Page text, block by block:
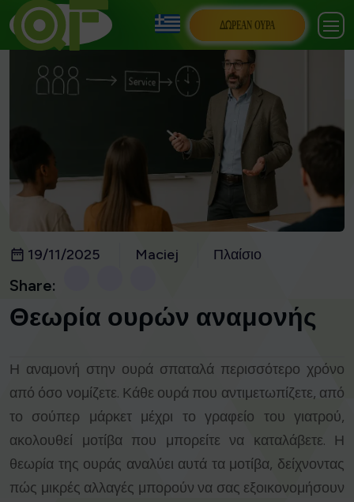
ΔΩΡΕΆΝ ΟΥΡΆ
19/11/2025 Maciej Πλαίσιο
Share:
Θεωρία ουρών αναμονής
Η αναμονή στην ουρά σπαταλά περισσότερο χρόνο
από όσο νομίζετε. Κάθε ουρά που αντιμετωπίζετε, από
το σούπερ μάρκετ μέχρι το γραφείο του γιατρού,
ακολουθεί μοτίβα που μπορείτε να καταλάβετε. Η
θεωρία της ουράς αναλύει αυτά τα μοτίβα, δείχνοντας
πώς μικρές αλλαγές μπορούν να σας εξοικονομήσουν